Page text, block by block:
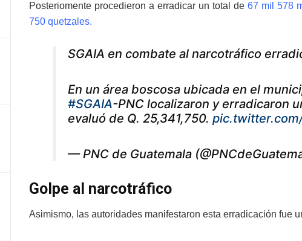
Posteriomente procedieron a erradicar un total de 67 mil 578
750 quetzales.
SGAIA en combate al narcotráfico
En un área boscosa ubicada en el
#SGAIA-PNC localizaron y erradicaron
evaluó de Q. 25,341,750.
— PNC de Guatemala
Golpe al narcotráfico
Asimismo, las autoridades manifestaron esta erradicación fue